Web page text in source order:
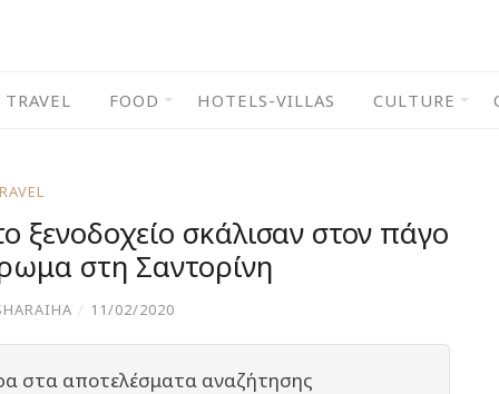
TRAVEL FOOD HOTELS-VILLAS CULTURE
ξενοδοχείο σκάλισαν στον πάγο
στη Σαντορίνη
/ 11/02/2020
στα αποτελέσματα αναζήτησης